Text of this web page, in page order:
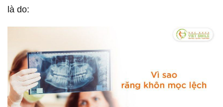
là do: